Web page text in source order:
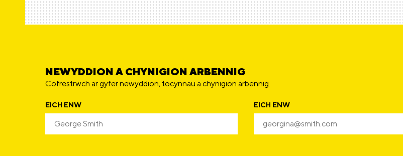
NEWYDDION A CHYNIGION ARBENNIG
Cofrestrwch ar gyfer newyddion, tocynnau a chynigion arbennig.
EICH ENW EICH ENW